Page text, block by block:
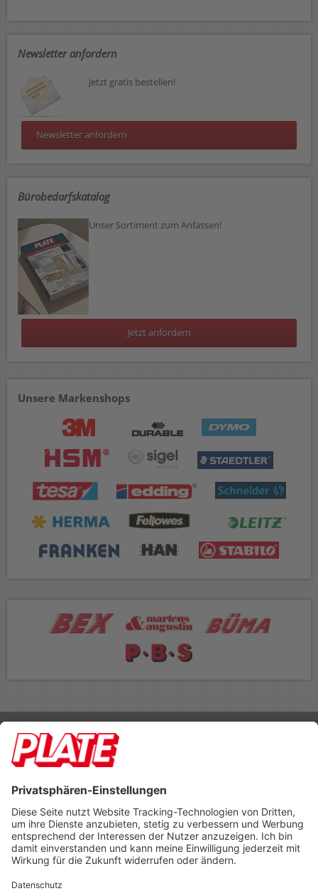
Newsletter anfordern
Jetzt gratis bestellen!
Newsletter anfordern
Bürobedarfskatalog
Unser Sortiment zum Anfassen!
Jetzt anfordern
Unsere Markenshops
Rufen Sie uns an 04298 401-0
Lieferbedingungen Impressum
Footer anzeigen
PLATE Büromaterial Vertriebs GmbH
Hilligenwarf 5